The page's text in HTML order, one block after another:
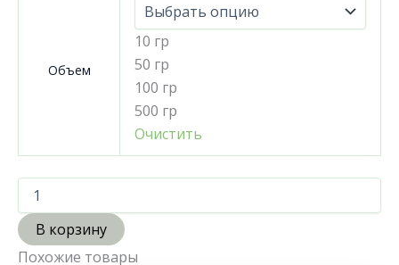
Объем
10 гр
50 гр
100 гр
500 гр
Очистить
В корзину
Похожие товары